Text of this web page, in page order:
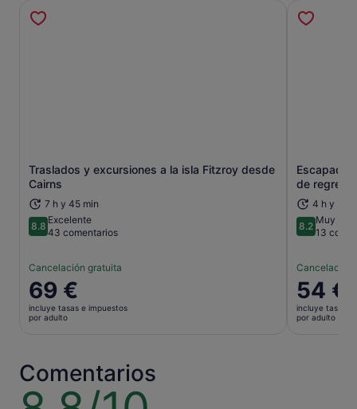
Traslados y excursiones a la isla Fitzroy desde
Cairns
7 h y 45 min
8.88.8 sobre 10
Excelente
43 comentarios
Cancelación gratuita
El
precio
es
por
adulto
69 €
incluye tasas e impuestos
por adulto
Se abre en una pestaña nueva
Escapada
de regreso
4 h y 30
8.28.2 sobre
Muy bien
13
Cancelación
El
precio
es
54 €
incluye tasas e
por adulto
Comentarios
8.8